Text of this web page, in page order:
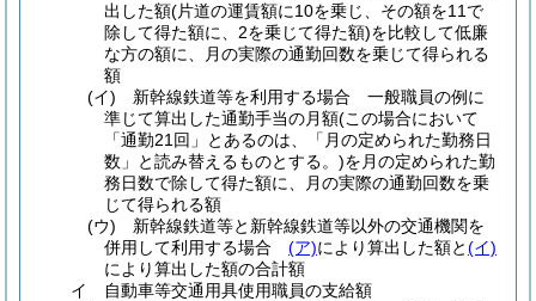
出した額(片道の運賃額に10を乗じ、その額を11で
除して得た額に、2を乗じて得た額)を比較して低廉
な方の額に、月の実際の通勤回数を乗じて得られる
額
(イ)
新幹線鉄道等を利用する場合 一般職員の例に
準じて算出した通勤手当の月額(この場合において
「通勤21回」とあるのは、「月の定められた勤務日
数」と読み替えるものとする。)を月の定められた勤
務日数で除して得た額に、月の実際の通勤回数を乗
じて得られる額
(ウ)
新幹線鉄道等と新幹線鉄道等以外の交通機関を
併用して利用する場合(ア)により算出した額と(イ)
により算出した額の合計額
イ
自動車等交通用具使用職員の支給額